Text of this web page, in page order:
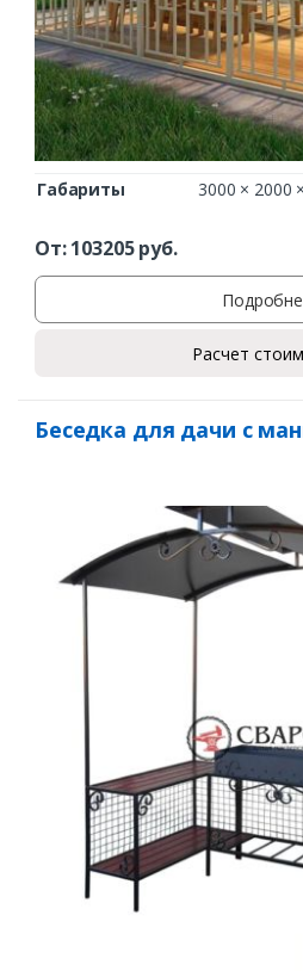
Габариты 3000 × 2000
От:103205руб.
Расчет
Беседка для дачи с